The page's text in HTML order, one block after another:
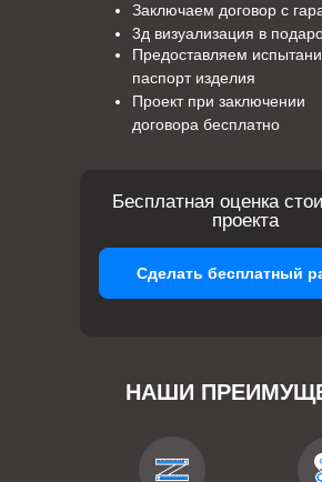
Предоставляем
паспорт изделия
Проект при заключении
договора бесплатно
Заключаем договор с
3д визуализация в
НАШИ
Бесплатная оценка
проекта
Сделать бесплатный